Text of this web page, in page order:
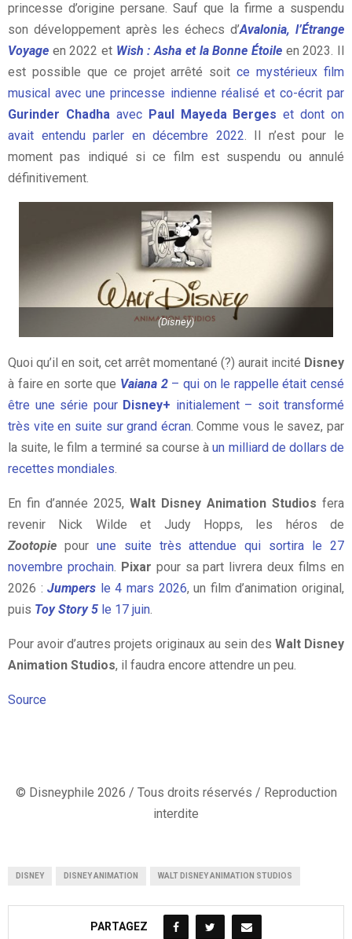
princesse d’origine persane. Sauf que la firme a suspendu
son développement après les échecs d’Avalonia, l’Étrange
Voyage en 2022 et Wish : Asha et la Bonne Étoileen 2023. Il
est possible que ce projet arrêté soitce mystérieux film
musical avec une princesse indienne réalisé et co-écrit par
Gurinder Chadhaavec Paul Mayeda Bergeset dont on
avait entendu parler en décembre 2022. Il n’est pour le
moment pas indiqué si ce film est suspendu ou annulé
définitivement.
(Disney)
Quoi qu’il en soit, cet arrêt momentané (?) aurait incité Disney
à faire en sorte que Vaiana 2– qui on le rappelle était censé
être une série pour Disney+ initialement – soit transformé
très vite en suite sur grand écran. Comme vous le savez, par
la suite, le film a terminé sa course àun milliard de dollars de
recettes mondiales.
En fin d’année 2025, Walt Disney Animation Studios fera
revenir Nick Wilde et Judy Hopps, les héros de
Zootopie pour une suite très attendue qui sortira le 27
novembre prochain. Pixar pour sa part livrera deux films en
2026 :Jumpers le 4 mars 2026, un film d’animation original,
puis Toy Story 5 le 17 juin.
Pour avoir d’autres projets originaux au sein des Walt Disney
Animation Studios, il faudra encore attendre un peu.
Source
© Disneyphile 2026 / Tous droits réservés / Reproduction
interdite
DISNEY DISNEY ANIMATION WALT DISNEY ANIMATION STUDIOS
PARTAGEZ